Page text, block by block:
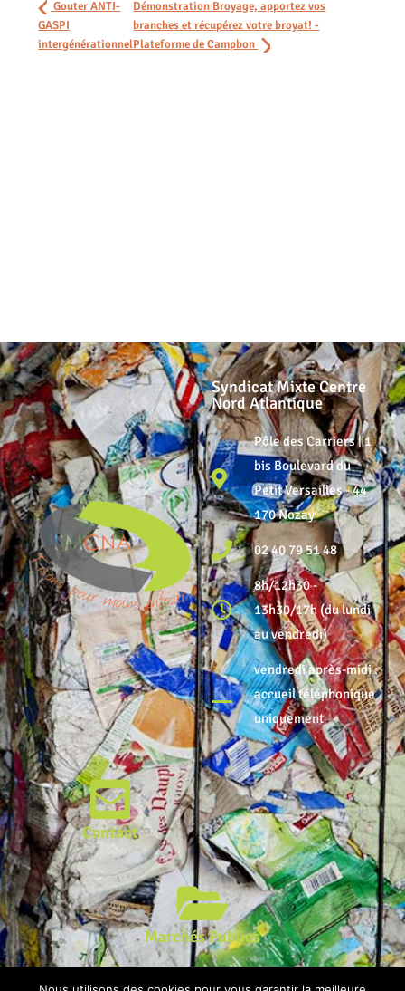
Gouter ANTI-
GASPI
intergénérationnel
Démonstration Broyage, apportez vos
branches et récupérez votre broyat! -
Plateforme de Campbon
Syndicat Mixte Centre
Nord Atlantique
Pôle des Carriers | 1
bis Boulevard du
Petit Versailles - 44
170 Nozay
02 40 79 51 48
8h/12h30 -
13h30/17h (du lundi
au vendredi)
vendredi après-midi :
accueil téléphonique
uniquement
Contact
Marchés Publics